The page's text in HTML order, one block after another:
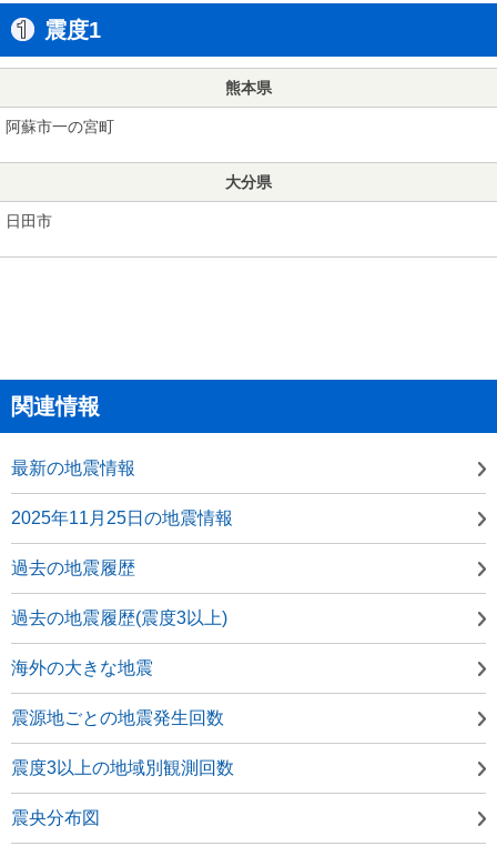
震度1
熊本県
阿蘇市一の宮町
大分県
日田市
関連情報
最新の地震情報
2025年11月25日の地震情報
過去の地震履歴
過去の地震履歴(震度3以上)
海外の大きな地震
震源地ごとの地震発生回数
震度3以上の地域別観測回数
震央分布図